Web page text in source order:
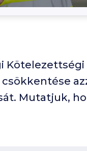
Kötelezettségi
Mutatjuk,